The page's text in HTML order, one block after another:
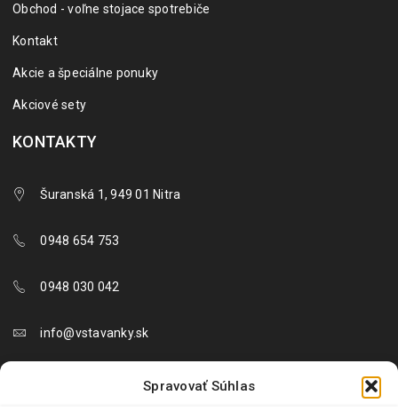
Spravovať Súhlas
Obchod - voľne stojace spotrebiče
Kontakt
Akcie a špeciálne ponuky
Akciové sety
KONTAKTY
Šuranská 1, 949 01 Nitra
0948 654 753
0948 030 042
info@vstavanky.sk
objednavky@vstavanky.sk